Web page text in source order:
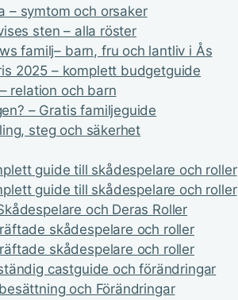
– symtom och orsaker
sten – alla röster
familj– barn, fru och lantliv i Ås
2025 – komplett budgetguide
relation och barn
– Gratis familjeguide
steg och säkerhet
guide till skådespelare och roller
guide till skådespelare och roller
och Deras Roller
skådespelare och roller
skådespelare och roller
castguide och förändringar
och Förändringar